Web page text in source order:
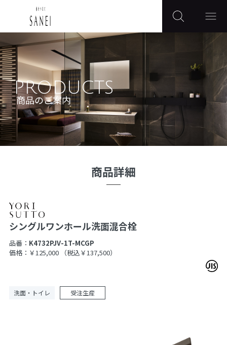
PRODUCTS
商品のご案内
商品詳細
シングルワンホール洗面混合栓
品番： K4732PJV-1T-MCGP
価格：￥125,000
（税込￥137,500）
洗面・トイレ 受注生産